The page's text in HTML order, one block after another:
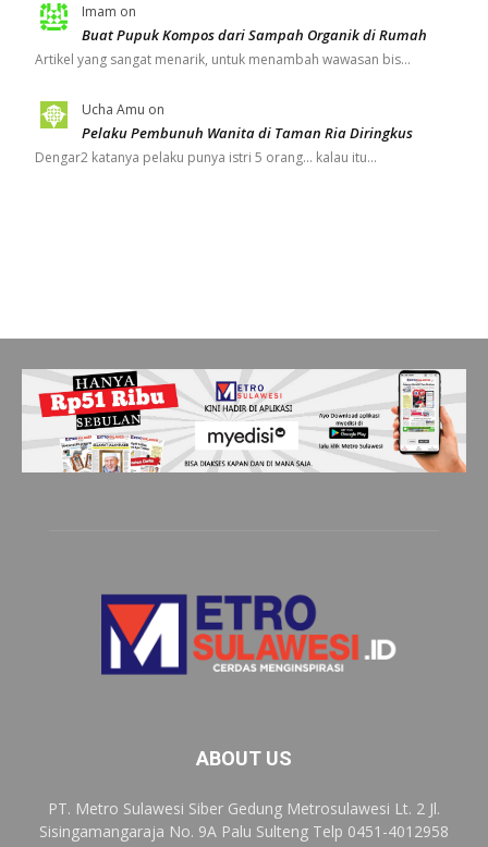
Imam on
Buat Pupuk Kompos dari Sampah Organik di Rumah
Artikel yang sangat menarik, untuk menambah wawasan bis…
Ucha Amu on
Pelaku Pembunuh Wanita di Taman Ria Diringkus
Dengar2 katanya pelaku punya istri 5 orang... kalau itu…
ABOUT US
PT. Metro Sulawesi Siber Gedung Metrosulawesi Lt. 2 Jl.
Sisingamangaraja No. 9A Palu Sulteng Telp 0451-4012958